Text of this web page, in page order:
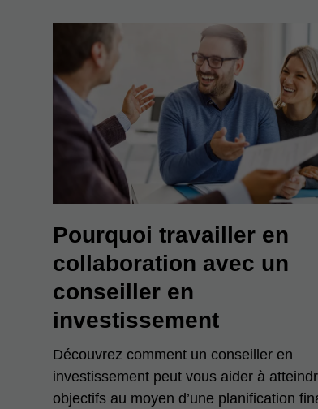
Pourquoi travailler en
collaboration avec un
conseiller en
investissement
Découvrez comment un conseiller en
investissement peut vous aider à
objectifs au moyen d’une planification